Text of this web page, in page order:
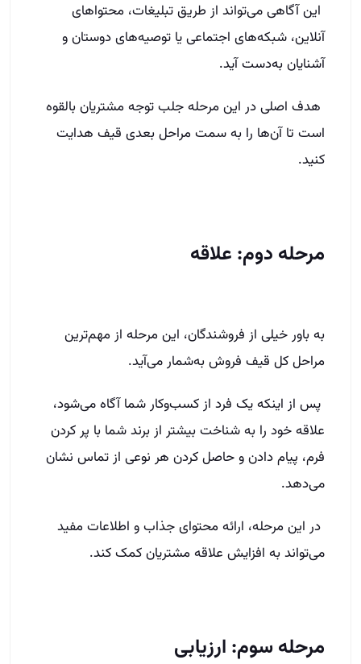
این آگاهی می‌تواند از طریق تبلیغات، محتواهای
آنلاین، شبکه‌های اجتماعی یا توصیه‌های دوستان و
آشنایان به‌دست آید.
هدف اصلی در این مرحله جلب توجه مشتریان بالقوه
است تا آن‌ها را به سمت مراحل بعدی قیف هدایت
کنید.
مرحله دوم: علاقه
به باور خیلی از فروشندگان، این مرحله از مهم‌ترین
مراحل کل قیف فروش به‌شمار می‌آید.
پس از اینکه یک فرد از کسب‌وکار شما آگاه می‌شود،
علاقه خود را به شناخت بیشتر از برند شما با پر کردن
فرم، پیام دادن و حاصل کردن هر نوعی از تماس نشان
می‌دهد.
در این مرحله، ارائه محتوای جذاب و اطلاعات مفید
می‌تواند به افزایش علاقه مشتریان کمک کند.
مرحله سوم: ارزیابی